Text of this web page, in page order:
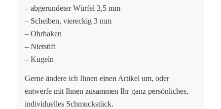
– abgerundeter Würfel 3,5 mm
– Scheiben, viereckig 3 mm
– Ohrhaken
– Nietstift
– Kugeln
Gerne ändere ich Ihnen einen Artikel um, oder
entwerfe mit Ihnen zusammen Ihr ganz persönliches,
individuelles Schmuckstück.